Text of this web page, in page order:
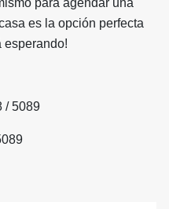
para agendar una
es la opción perfecta
esperando!
/ 5089